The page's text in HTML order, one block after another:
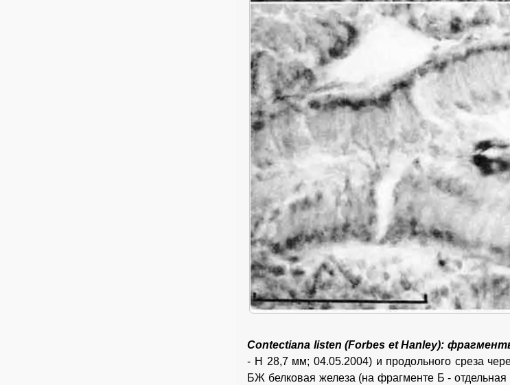
Contectiana listen (Forbes et Hanley):
- Н 28,7 мм; 04.05.2004) и продольного среза
БЖ белковая железа (на фрагменте Б -